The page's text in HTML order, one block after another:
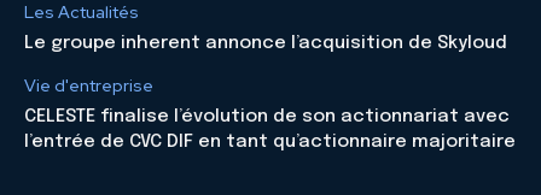
Les Actualités
Le groupe inherent annonce l’acquisition de Skyloud
Vie d'entreprise
CELESTE finalise l’évolution de son actionnariat avec
l’entrée de CVC DIF en tant qu’actionnaire majoritaire